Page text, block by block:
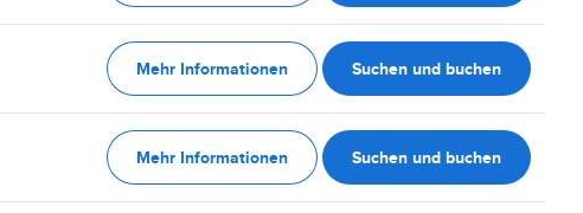
Mehr Informationen Suchen und buchen
Mehr Informationen Suchen und buchen